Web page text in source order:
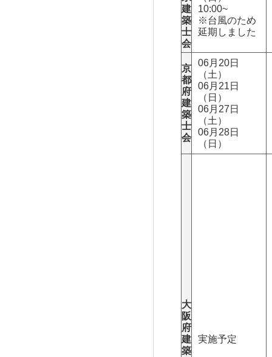
建
築
士
会
10:00~
※台風のため
延期しました
京
都
府
建
築
士
会
06月20日
（土）
06月21日
（日）
06月27日
（土）
06月28日
（日）
大
阪
府
建
築
実施予定